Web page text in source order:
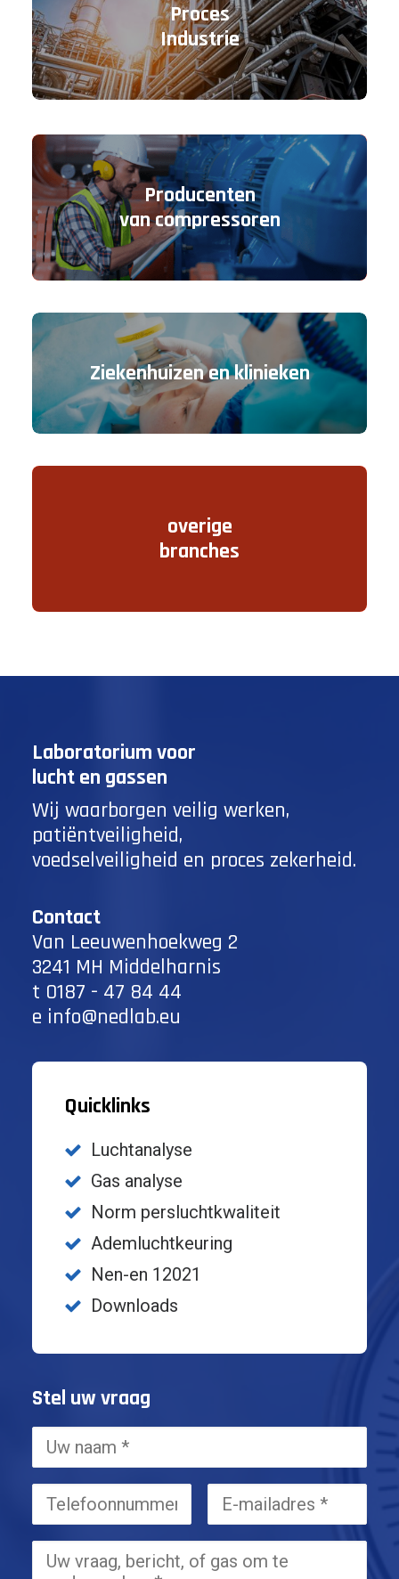
Proces
Industrie
Producenten
van compressoren
Ziekenhuizen en klinieken
overige
branches
Laboratorium voor
lucht en gassen
Wij waarborgen veilig werken,
patiëntveiligheid,
voedselveiligheid en proces zekerheid.
Contact
Van Leeuwenhoekweg 2
3241 MH Middelharnis
t 0187 - 47 84 44
e info@nedlab.eu
Quicklinks
Luchtanalyse
Gas analyse
Norm persluchtkwaliteit
Ademluchtkeuring
Nen-en 12021
Downloads
Stel uw vraag